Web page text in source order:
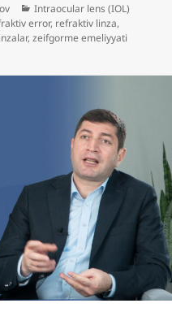
Kateqoriyalar
Intraocular lens (IOL)
error, refraktiv linza,
,zeifgorme emeliyyati
üçün